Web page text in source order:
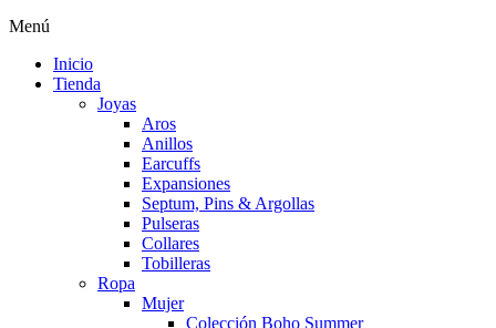
Menú
Inicio
Tienda
Joyas
Aros
Anillos
Earcuffs
Expansiones
Septum, Pins & Argollas
Pulseras
Collares
Tobilleras
Ropa
Mujer
Colección Boho Summer